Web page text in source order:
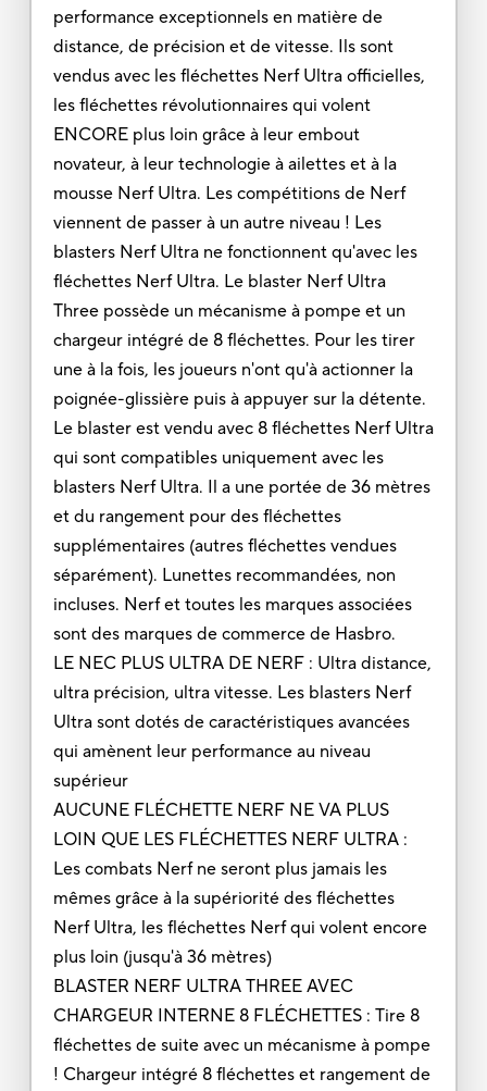
performance exceptionnels en matière de
distance, de précision et de vitesse. Ils sont
vendus avec les fléchettes Nerf Ultra officielles,
les fléchettes révolutionnaires qui volent
ENCORE plus loin grâce à leur embout
novateur, à leur technologie à ailettes et à la
mousse Nerf Ultra. Les compétitions de Nerf
viennent de passer à un autre niveau ! Les
blasters Nerf Ultra ne fonctionnent qu'avec les
fléchettes Nerf Ultra. Le blaster Nerf Ultra
Three possède un mécanisme à pompe et un
chargeur intégré de 8 fléchettes. Pour les tirer
une à la fois, les joueurs n'ont qu'à actionner la
poignée-glissière puis à appuyer sur la détente.
Le blaster est vendu avec 8 fléchettes Nerf Ultra
qui sont compatibles uniquement avec les
blasters Nerf Ultra. Il a une portée de 36 mètres
et du rangement pour des fléchettes
supplémentaires (autres fléchettes vendues
séparément). Lunettes recommandées, non
incluses. Nerf et toutes les marques associées
sont des marques de commerce de Hasbro.
LE NEC PLUS ULTRA DE NERF : Ultra distance,
ultra précision, ultra vitesse. Les blasters Nerf
Ultra sont dotés de caractéristiques avancées
qui amènent leur performance au niveau
supérieur
AUCUNE FLÉCHETTE NERF NE VA PLUS
LOIN QUE LES FLÉCHETTES NERF ULTRA :
Les combats Nerf ne seront plus jamais les
mêmes grâce à la supériorité des fléchettes
Nerf Ultra, les fléchettes Nerf qui volent encore
plus loin (jusqu'à 36 mètres)
BLASTER NERF ULTRA THREE AVEC
CHARGEUR INTERNE 8 FLÉCHETTES : Tire 8
fléchettes de suite avec un mécanisme à pompe
! Chargeur intégré 8 fléchettes et rangement de